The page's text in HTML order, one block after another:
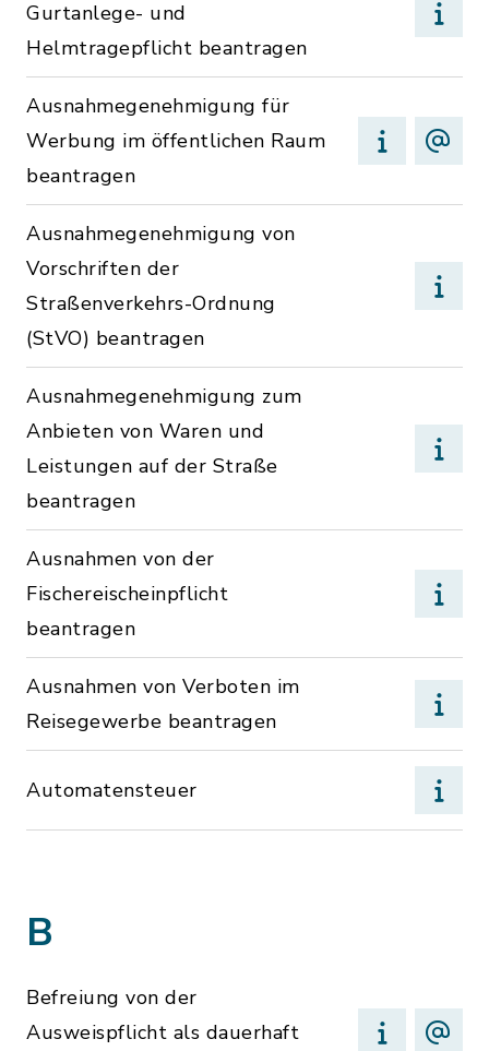
Gurtanlege- und
Helmtragepflicht beantragen
Ausnahmegenehmigung für
Werbung im öffentlichen Raum
beantragen
Ausnahmegenehmigung von
Vorschriften der
Straßenverkehrs-Ordnung
(StVO) beantragen
Ausnahmegenehmigung zum
Anbieten von Waren und
Leistungen auf der Straße
beantragen
Ausnahmen von der
Fischereischeinpflicht
beantragen
Ausnahmen von Verboten im
Reisegewerbe beantragen
Automatensteuer
B
Befreiung von der
Ausweispflicht als dauerhaft